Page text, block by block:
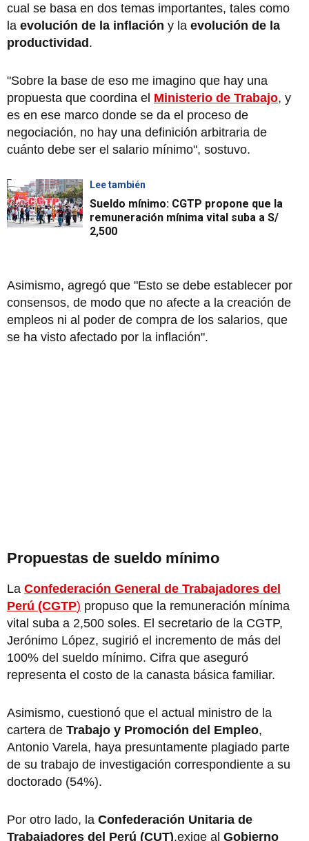
cual se basa en dos temas importantes, tales como
la evolución de la inflación y la evolución de la
productividad.
"Sobre la base de eso me imagino que hay una
propuesta que coordina el Ministerio de Trabajo, y
es en ese marco donde se da el proceso de
negociación, no hay una definición arbitraria de
cuánto debe ser el salario mínimo", sostuvo.
Lee también
Sueldo mínimo: CGTP propone que la
remuneración mínima vital suba a S/
2,500
Asimismo, agregó que "Esto se debe establecer por
consensos, de modo que no afecte a la creación de
empleos ni al poder de compra de los salarios, que
se ha visto afectado por la inflación".
Propuestas de sueldo mínimo
La Confederación General de Trabajadores del
Perú (CGTP) propuso que la remuneración mínima
vital suba a 2,500 soles. El secretario de la CGTP,
Jerónimo López, sugirió el incremento de más del
100% del sueldo mínimo. Cifra que aseguró
representa el costo de la canasta básica familiar.
Asimismo, cuestionó que el actual ministro de la
cartera de Trabajo y Promoción del Empleo,
Antonio Varela, haya presuntamente plagiado parte
de su trabajo de investigación correspondiente a su
doctorado (54%).
Por otro lado, la Confederación Unitaria de
Trabajadores del Perú (CUT),exige al Gobierno